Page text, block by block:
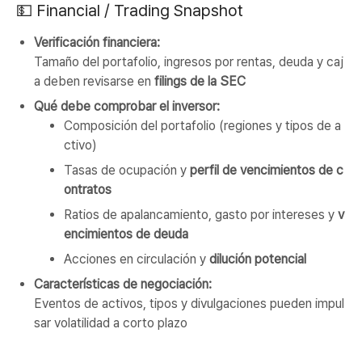
💵 Financial / Trading Snapshot
Verificación financiera:
Tamaño del portafolio, ingresos por rentas, deuda y caj
a deben revisarse en filings de la SEC
Qué debe comprobar el inversor:
Composición del portafolio (regiones y tipos de a
ctivo)
Tasas de ocupación y perfil de vencimientos de c
ontratos
Ratios de apalancamiento, gasto por intereses y v
encimientos de deuda
Acciones en circulación y dilución potencial
Características de negociación:
Eventos de activos, tipos y divulgaciones pueden impul
sar volatilidad a corto plazo